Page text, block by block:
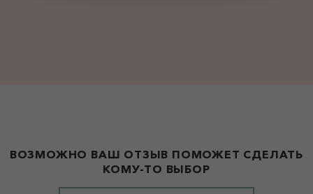
ВОЗМОЖНО ВАШ ОТЗЫВ ПОМОЖЕТ СДЕЛАТЬ
КОМУ-ТО ВЫБОР